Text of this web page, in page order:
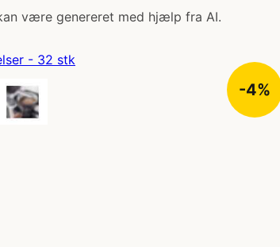
være genereret med hjælp fra AI.
-4%